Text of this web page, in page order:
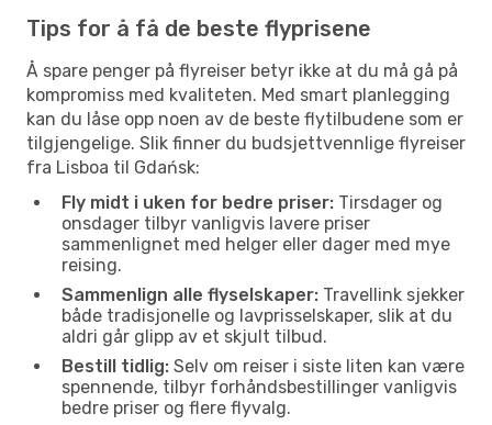
Tips for å få de beste flyprisene
Å spare penger på flyreiser betyr ikke at du må gå på
kompromiss med kvaliteten. Med smart planlegging
kan du låse opp noen av de beste flytilbudene som er
tilgjengelige. Slik finner du budsjettvennlige flyreiser
fra Lisboa til Gdańsk:
Fly midt i uken for bedre priser: Tirsdager og
onsdager tilbyr vanligvis lavere priser
sammenlignet med helger eller dager med mye
reising.
Sammenlign alle flyselskaper: Travellink sjekker
både tradisjonelle og lavprisselskaper, slik at du
aldri går glipp av et skjult tilbud.
Bestill tidlig: Selv om reiser i siste liten kan være
spennende, tilbyr forhåndsbestillinger vanligvis
bedre priser og flere flyvalg.